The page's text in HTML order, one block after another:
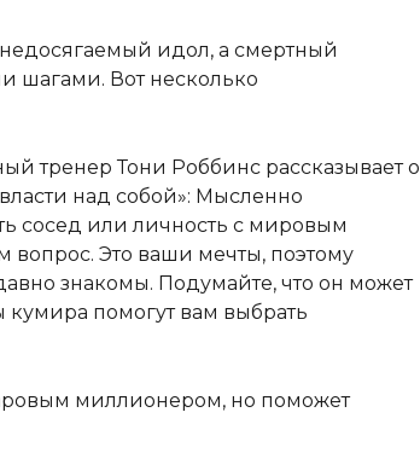
идол, а смертный
шагами. Вот несколько
тренер Тони Роббинс рассказывает о
над собой»: Мысленно
сосед или личность с мировым
вопрос. Это ваши мечты, поэтому
знакомы. Подумайте, что он может
кумира помогут вам выбрать
миллионером, но поможет